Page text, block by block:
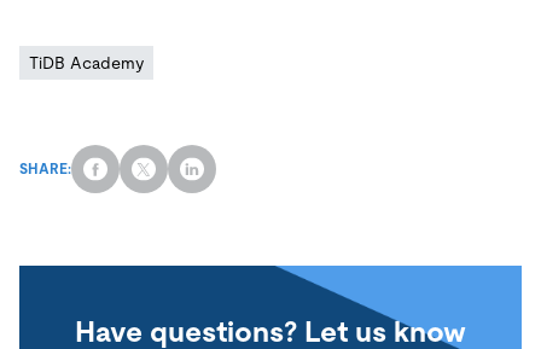
TiDB Academy
SHARE:
Have questions? Let us know